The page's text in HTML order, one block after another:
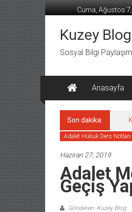
geç
Cuma, Ağustos
Kuzey Blog
Sosyal Bilgi
Anasayfa
Son dakika:
Adalet Hukuk Ders Notları
Haziran 27, 2019
Adalet
Geçiş
Gönderen: Kuzey Blog